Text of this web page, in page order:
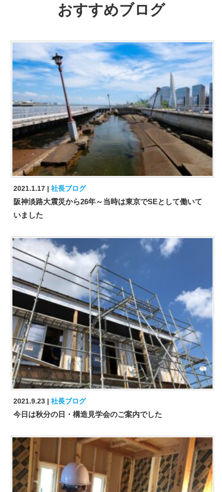
おすすめブログ
2021.1.17 社長ブログ
阪神淡路大震災から26年～当時は東京でSEとして働いて
いました
2021.9.23 社長ブログ
今日は秋分の日・構造見学会のご案内でした